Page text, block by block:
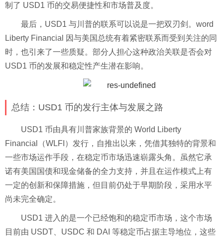
制了 USD1 币的交易便捷性和市场普及度。
最后，USD1 与川普的联系可以说是一把双刃剑。word
Liberty Financial 因与美国总统有着紧密联系而受到关注的同
时，也引来了一些质疑。部分人担心这种政治关联是否会对
USD1 币的发展和稳定性产生潜在影响。
总结：USD1 币的发行主体与发展之路
USD1 币由具有川普家族背景的 World Liberty
Financial（WLFI）发行，自推出以来，凭借其独特的背景和
一些市场运作手段，在稳定币市场迅速崭露头角。虽然它承
诺有美国国债和现金储备的全力支持，并且在运作模式上有
一定的创新和保障措施，但目前仍处于早期阶段，采用水平
尚未完全确定。
USD1 进入的是一个已经饱和的稳定币市场，这个市场
目前由 USDT、USDC 和 DAI 等稳定币占据主导地位，这些